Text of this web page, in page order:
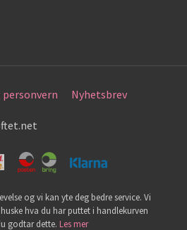
Nyhetsbrev
og vi kan yte deg bedre service. Vi
hva du har puttet i handlekurven
godtar dette. Les mer